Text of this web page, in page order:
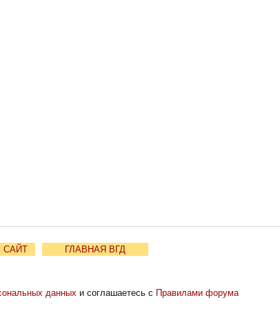
САЙТ
ГЛАВНАЯ ВГД
данных и соглашаетесь с Правилами форума